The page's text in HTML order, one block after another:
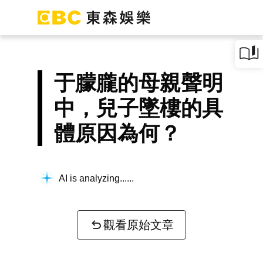
于朦朧的母親聲明
中，兒子墜樓的具
體原因為何？
AI is analyzing...
觀看原始文章